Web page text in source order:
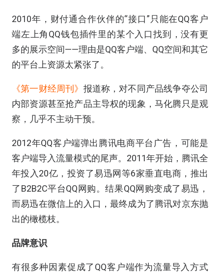
2010年，财付通合作伙伴的“接口”只能在QQ客户
端左上角QQ钱包插件里的某个入口找到，没有更
多的展示空间——理由是QQ客户端、QQ空间和其它
的平台上资源太紧张了。
《第一财经周刊》 报道称，对不同产品线争夺公司
内部资源甚至抢产品主导权的现象，马化腾只是观
察，几乎不主动干预。
2012年QQ客户端弹出腾讯电商平台广告，可能是
客户端导入流量模式的尾声。2011年开始，腾讯全
年投入20亿，投资了易迅网等6家垂直电商，推出
了B2B2C平台QQ网购。结果QQ网购变成了易迅，
而易迅在微信上的入口，最终成为了腾讯对京东抛
出的橄榄枝。
品牌意识
有很多种因素促成了QQ客户端作为流量导入方式